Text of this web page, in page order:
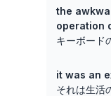
the
operation
キーボード
it was an
それは生活